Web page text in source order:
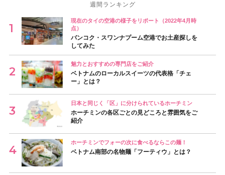
週間ランキング
現在のタイの空港の様子をリポート（2022年4月時
点）
バンコク・スワンナプーム空港でお土産探しを
してみた
魅力とおすすめの専門店をご紹介
ベトナムのローカルスイーツの代表格「チェ
ー」とは？
日本と同じく「区」に分けられているホーチミン
ホーチミンの各区ごとの見どころと雰囲気をご
紹介
ホーチミンでフォーの次に食べるならこの麺！
ベトナム南部の名物麺「フーティウ」とは？